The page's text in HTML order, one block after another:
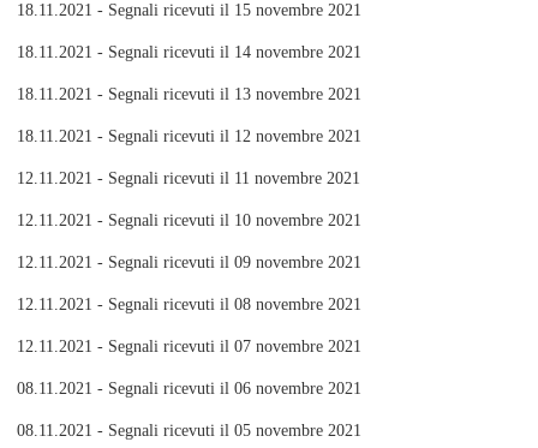
18.11.2021 - Segnali ricevuti il 15 novembre 2021
18.11.2021 - Segnali ricevuti il 14 novembre 2021
18.11.2021 - Segnali ricevuti il 13 novembre 2021
18.11.2021 - Segnali ricevuti il 12 novembre 2021
12.11.2021 - Segnali ricevuti il 11 novembre 2021
12.11.2021 - Segnali ricevuti il 10 novembre 2021
12.11.2021 - Segnali ricevuti il 09 novembre 2021
12.11.2021 - Segnali ricevuti il 08 novembre 2021
12.11.2021 - Segnali ricevuti il 07 novembre 2021
08.11.2021 - Segnali ricevuti il 06 novembre 2021
08.11.2021 - Segnali ricevuti il 05 novembre 2021